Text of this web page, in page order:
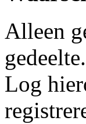
Alleen
gedeelte.
Log